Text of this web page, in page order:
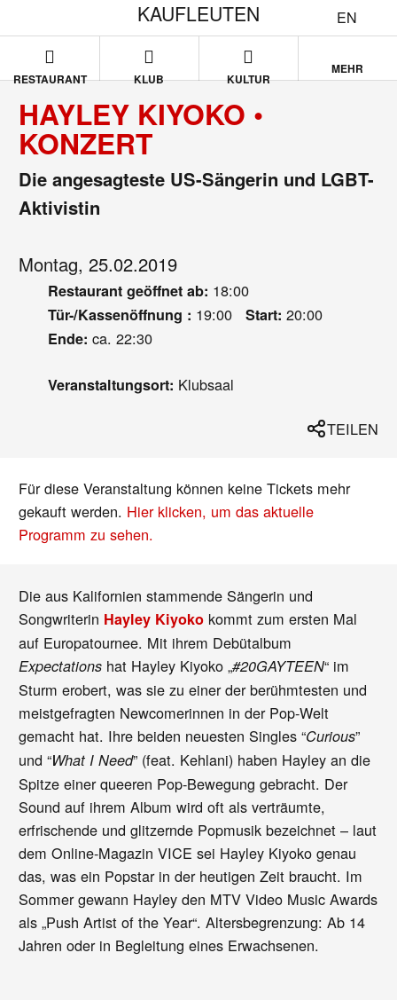
EN
KAUFLEUTEN
RESTAURANT KLUB KULTUR
MEHR
HAYLEY KIYOKO •
KONZERT
Die angesagteste US-Sängerin und LGBT-
Aktivistin
Montag, 25.02.2019
Restaurant geöffnet ab: 18:00
Tür-/Kassenöffnung : 19:00 Start: 20:00
Ende: ca. 22:30
Veranstaltungsort: Klubsaal
TEILEN
Für diese Veranstaltung können keine Tickets mehr
gekauft werden. Hier klicken, um das aktuelle
Programm zu sehen.
Die aus Kalifornien stammende Sängerin und
Songwriterin Hayley Kiyoko kommt zum ersten Mal
auf Europatournee. Mit ihrem Debütalbum
Expectations hat Hayley Kiyoko „#20GAYTEEN“ im
Sturm erobert, was sie zu einer der berühmtesten und
meistgefragten Newcomerinnen in der Pop-Welt
gemacht hat. Ihre beiden neuesten Singles “Curious”
und “What I Need” (feat. Kehlani) haben Hayley an die
Spitze einer queeren Pop-Bewegung gebracht. Der
Sound auf ihrem Album wird oft als verträumte,
erfrischende und glitzernde Popmusik bezeichnet – laut
dem Online-Magazin VICE sei Hayley Kiyoko genau
das, was ein Popstar in der heutigen Zeit braucht. Im
Sommer gewann Hayley den MTV Video Music Awards
als „Push Artist of the Year“. Altersbegrenzung: Ab 14
Jahren oder in Begleitung eines Erwachsenen.